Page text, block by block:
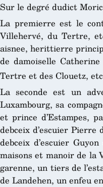
Sur le degré dudict
La premierre est le
Villehervé, du Tertre,
aisnee, herittierre
de damoiselle
Tertre et des Clouetz,
La seconde est un
Luxambourg, sa
et prince d’Estampes,
debceix d’escuier
debceix d’escuier
maisons et manoir de la
garenne, un tiers de
de Landehen, un enfeu